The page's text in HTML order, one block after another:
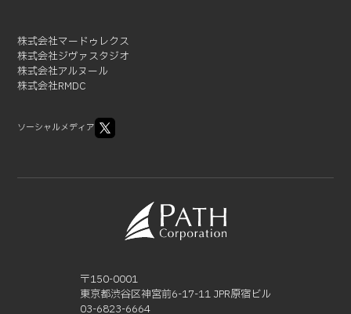
2021-03 (2)
2021-02 (1)
株式会社マードゥレクス
株式会社ジヴァスタジオ
株式会社アルヌール
株式会社RMDC
ソーシャルメディア
〒150-0001
東京都渋谷区神宮前6-17-11 JPR原宿ビル
03-6823-6664